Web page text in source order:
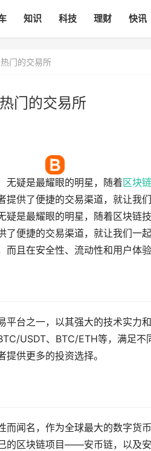
知识 科技 理财 快讯
门的交易所
门的交易所
无疑是最耀眼的明星，随着区块链
提供了便捷的交易渠道，就让我
是最耀眼的明星，随着区块链
便捷的交易渠道，就让我们一
且在安全性、流动性和用户体
平台之一，以其强大的技术实力
USDT、BTC/ETH等，满足不
供更多的投资选择。
而闻名，作为全球最大的数字货
的区块链项目——安币链，以及